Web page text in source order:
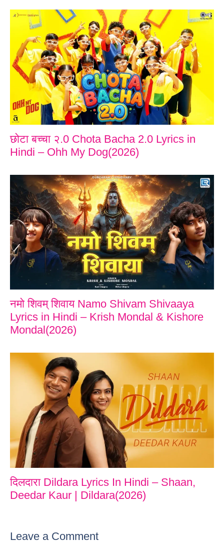
छोटा बच्चा २.0 Chota Bacha 2.0 Lyrics in
Hindi – Ohh My Dog(2026)
नमो शिवम् शिवाय Namo Shivam Shivaaya
Lyrics in Hindi – Krish Mondal & Kishore
Mondal(2026)
दिलदारा Dildara Lyrics In Hindi – Shaan,
Deedar Kaur | Dildara(2026)
Leave a Comment